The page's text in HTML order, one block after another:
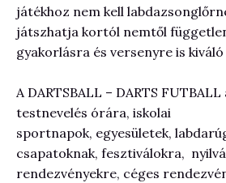
játékhoz nem kell
játszhatja kortól nemtől
gyakorlásra és versenyre is
A DARTSBALL – DARTS
testnevelés órára, iskolai
sportnapok, egyesületek,
csapatoknak, fesztiválokra,
rendezvényekre, céges